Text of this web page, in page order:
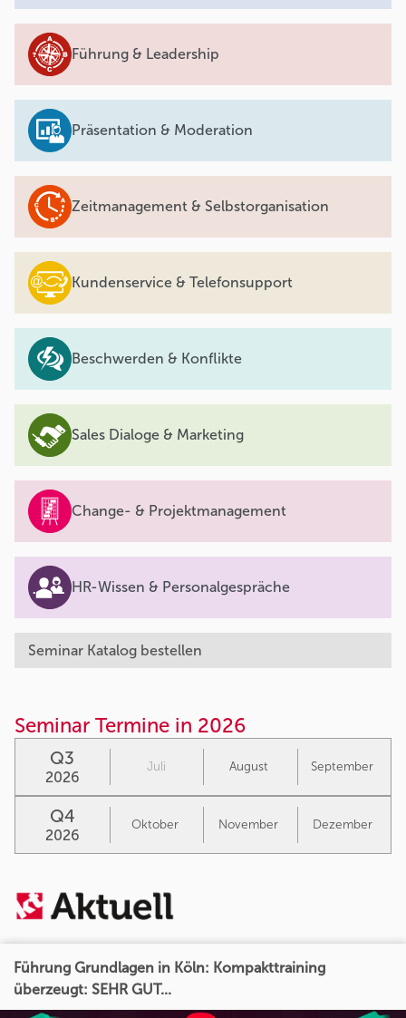
Führung Grundlagen in Köln: Kompakttraining
überzeugt: SEHR GUT...
Führung & Leadership
Präsentation & Moderation
Zeitmanagement & Selbstorganisation
Kundenservice & Telefonsupport
Beschwerden & Konflikte
Sales Dialoge & Marketing
Change- & Projektmanagement
HR-Wissen & Personalgespräche
Seminar Katalog bestellen
Seminar Termine in 2026
Q3
2026
Juli August September
Q4
2026
Oktober November Dezember